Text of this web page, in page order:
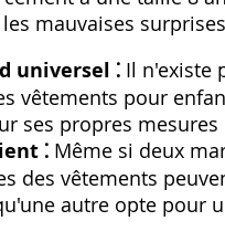
mauvaises
universel ⁚ Il n'existe
vêtements pour
ses propres
⁚ Même si deux
des vêtements
autre opte pour